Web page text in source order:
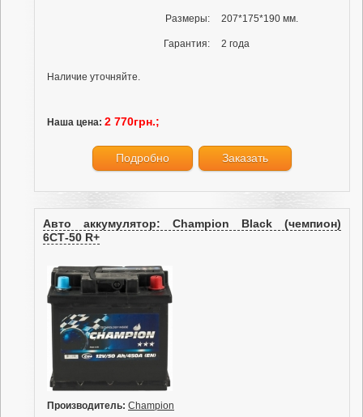
Размеры: 207*175*190 мм.
Гарантия: 2 года
Наличие уточняйте.
Наша цена: 2 770грн.;
Подробно Заказать
Авто аккумулятор: Champion Black (чемпион)
6СТ-50 R+
Производитель: Champion